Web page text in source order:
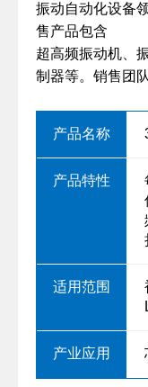
振动自动化设备
售产品包含
超高频振动机、
制器等。销售团